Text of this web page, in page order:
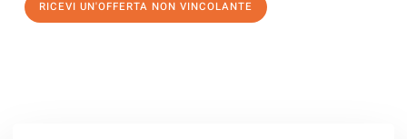
RICEVI UN'OFFERTA NON VINCOLANTE